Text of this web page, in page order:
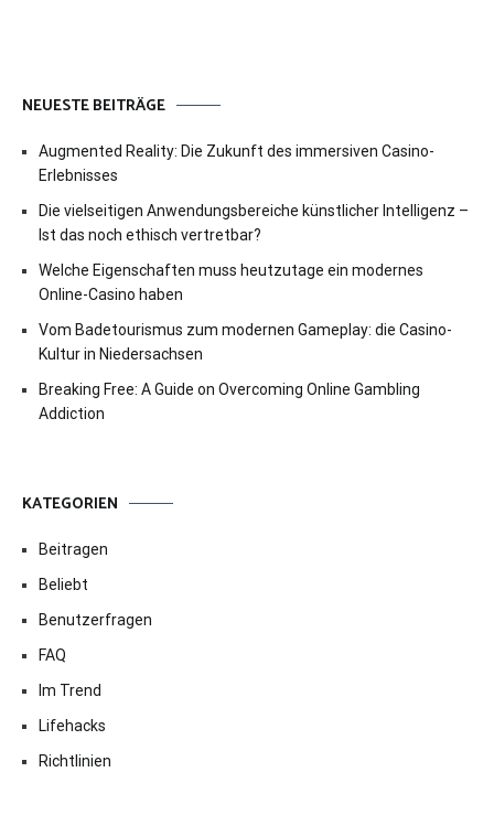
NEUESTE BEITRÄGE
Augmented Reality: Die Zukunft des immersiven Casino-
Erlebnisses
Die vielseitigen Anwendungsbereiche künstlicher Intelligenz –
Ist das noch ethisch vertretbar?
Welche Eigenschaften muss heutzutage ein modernes
Online-Casino haben
Vom Badetourismus zum modernen Gameplay: die Casino-
Kultur in Niedersachsen
Breaking Free: A Guide on Overcoming Online Gambling
Addiction
KATEGORIEN
Beitragen
Beliebt
Benutzerfragen
FAQ
Im Trend
Lifehacks
Richtlinien